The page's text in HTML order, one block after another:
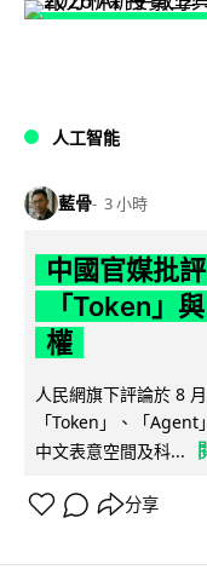
人工智能
藍骨 3 小時
中國官媒批
「Token」
權
人民網旗下評論於 8
「Token」、「
中文表意空間及科...
分享